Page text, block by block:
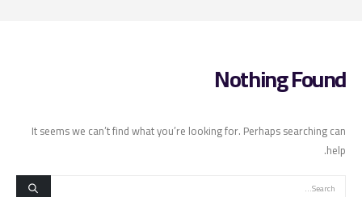
Nothing Found
It seems we can’t find what you’re looking for. Perhaps searching can
help.